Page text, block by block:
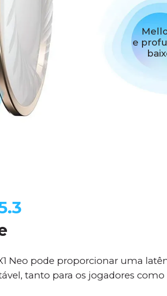
e
Neo pode proporcionar uma
tanto para os jogadores como